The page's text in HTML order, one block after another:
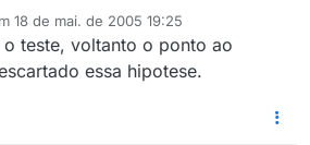
18 de mai. de 2005 19:25
por
teste, voltanto o ponto ao
essa hipotese.